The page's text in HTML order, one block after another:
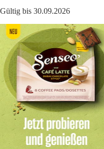
Gültig bis 30.09.2026